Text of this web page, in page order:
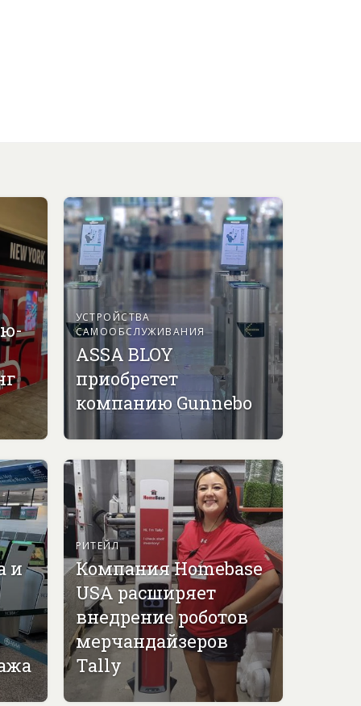
УСТРОЙСТВА
САМООБСЛУЖИВАНИЯ
ASSA BLOY
приобретет
компанию Gunnebo
и
РИТЕЙЛ
Компания Homebase
USA расширяет
внедрение роботов
мерчандайзеров
Tally